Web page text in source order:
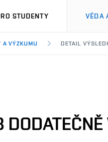
STUDENTY VĚDA
A VÝZKUMU DETAIL